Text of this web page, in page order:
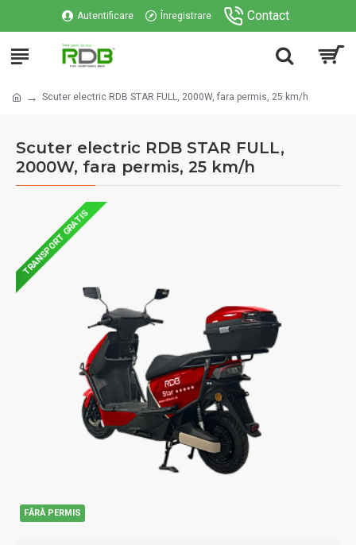
Autentificare Înregistrare Contact
Scuter electric RDB STAR FULL, 2000W, fara permis, 25 km/h
Scuter electric RDB STAR FULL,
2000W, fara permis, 25 km/h
FĂRĂ PERMIS
TRANSPORT GRATIS